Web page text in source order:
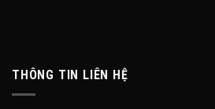
THÔNG TIN LIÊN HỆ